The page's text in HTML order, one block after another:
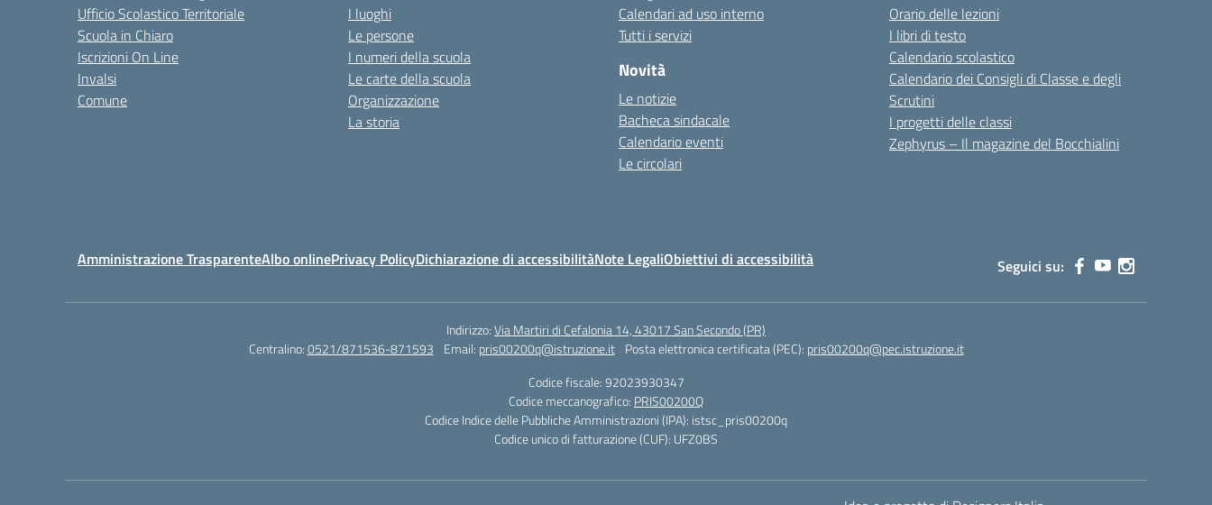
Ufficio Scolastico Territoriale
Scuola in Chiaro
Iscrizioni On Line
Invalsi
Comune
I luoghi
Le persone
I numeri della scuola
Le carte della scuola
Organizzazione
La storia
Calendari ad uso interno
Tutti i servizi
Novità
Le notizie
Bacheca sindacale
Calendario eventi
Le circolari
Orario delle lezioni
I libri di testo
Calendario scolastico
Calendario dei Consigli di Classe e degli
Scrutini
I progetti delle classi
Zephyrus – Il magazine del Bocchialini
Amministrazione TrasparenteAlbo onlinePrivacy PolicyDichiarazione di accessibilitàNote LegaliObiettivi di accessibilità Seguici su:
Indirizzo:Via Martiri di Cefalonia 14, 43017 San Secondo (PR)
Centralino:0521/871536-871593 Email: pris00200q@istruzione.it Posta elettronica certificata (PEC): pris00200q@pec.istruzione.it
Codice fiscale: 92023930347
Codice meccanografico: PRIS00200Q
Codice Indice delle Pubbliche Amministrazioni (IPA): istsc_pris00200q
Codice unico di fatturazione (CUF): UFZ0BS